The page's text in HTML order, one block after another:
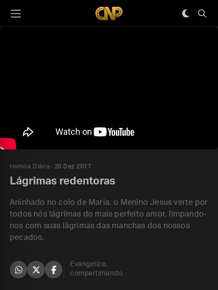
Homilia Diária 20 Dez 2017
Lágrimas redentoras
Aninhado no colo de Maria, o Menino Jesus verte por
todos nós lágrimas do mais perfeito amor, limpando-
nos com suas lágrimas das manchas dos nossos
pecados.
Evangelize,
compartilhando.